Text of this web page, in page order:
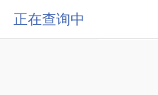
正在查询中